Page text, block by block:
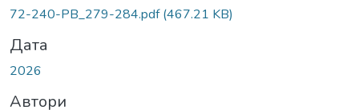
72-240-PB_279-284.pdf(467.21 KB)
Дата
2026
Автори